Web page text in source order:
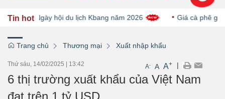
Tin hot
tại Ngày hội du lịch Kbang năm 2026 Giá cà phê
Trang chủ Thương mại Xuất nhập khẩu
Thứ sáu, 14/02/2025 13:42 A- A A+ |
6 thị trường xuất khẩu của Việt Nam
đạt trên 1 tỷ USD